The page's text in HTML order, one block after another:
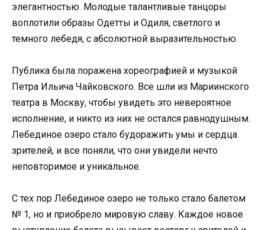
элегантностью. Молодые талантливые танцоры
воплотили образы Одетты и Одиля, светлого и
темного лебедя, с абсолютной выразительностью.
Публика была поражена хореографией и музыкой
Петра Ильича Чайковского. Все шли из Мариинского
театра в Москву, чтобы увидеть это невероятное
исполнение, и никто из них не остался равнодушным.
Лебединое озеро стало будоражить умы и сердца
зрителей, и все поняли, что они увидели нечто
неповторимое и уникальное.
С тех пор Лебединое озеро не только стало балетом
№ 1, но и приобрело мировую славу. Каждое новое